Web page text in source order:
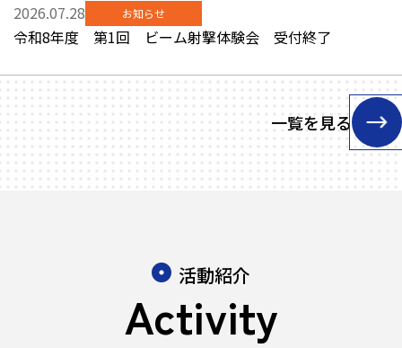
2026.07.28 お知らせ
令和8年度 第1回 ビーム射撃体験会 受付終了
一覧を見る
活動紹介
Activity